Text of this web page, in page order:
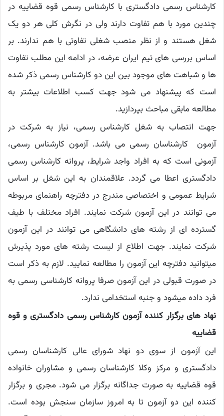
کارشناس رسمی دادگستری با کارشناس رسمی قوه قضاییه در
چندین مورد با هم تفاوت دارند ولی در نگرش کلی هر دو یک
شغل هستند و از نظر منصب شغلی تفاوتی با هم ندارند. بر
اساس بررسی های تیم ایران عرضه، در ادامه این مطلب تفاوت
ها و شباهت های موجود بین این دو کارشناس رسمی ذکر شده
است که پیشنهاد می شود جهت کسب اطلاعات بیشتر به
مطالعه مابقی مباحث بپردازید.
جهت انتصاب به شغل کارشناس رسمی، نیاز به شرکت در
آزمون کارشناسان رسمی می باشد. آزمون کارشناس رسمی،
آزمونی است که به افراد واجد شرایط، پروانه کارشناس رسمی
دادگستری اعطا می گردد. علاقمندان به این شغل بر اساس
شرایط عمومی و اختصاصی مندرج در دفترچه راهنمای مربوطه
می توانند در این آزمون شرکت نمایند. افراد مختلف با طیف
گسترده ای از رشته های دانشگاهی می توانند در این آزمون
شرکت نمایند. جهت اطلاع از لیست رشته های مورد پذیرش
میتوانید دفترچه این آزمون را مطالعه نمایید. لازم به ذکر است
در صورت قبولی در این آزمون صرفا پروانه کارشناسی رسمی به
فرد داده میشود و جنبه استخدامی ندارد.
نهاد های برگزار کننده آزمون کارشناس رسمی دادگستری و قوه
قضاییه
این آزمون از سوی دو نهاد شورای عالی کارشناسان رسمی
دادگستری و مرکز وکلا کارشناسان رسمی و مشاوران خانواده
قوه قضاییه به صورت جداگانه برگزار می شود. مجری و برگزار
کننده این دو آزمون تا به امروز سازمان سنجش بوده است.